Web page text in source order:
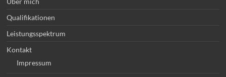
Qualifikationen
Leistungsspektrum
Kontakt
Impressum